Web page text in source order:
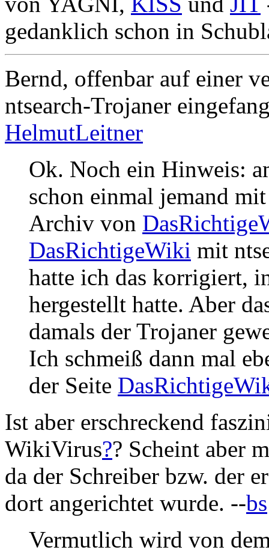
gedanklich schon in
Bernd, offenbar auf einer
ntsearch-Trojaner
HelmutLeitner
Ok. Noch ein Hinweis:
schon einmal jemand
Archiv von
DasRichtigeWiki mit
hatte ich das korrigiert,
hergestellt hatte. Aber
damals der Trojaner
Ich schmeiß dann mal
der Seite
Ist aber erschreckend
WikiVirus?? Scheint aber
da der Schreiber bzw. der
dort angerichtet wurde. --bs
Vermutlich wird von